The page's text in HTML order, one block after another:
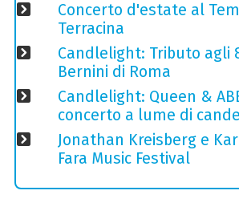
Concerto d'estate al
Terracina
Candlelight: Tributo agli
Bernini di Roma
Candlelight: Queen &
concerto a lume di
Jonathan Kreisberg e
Fara Music Festival